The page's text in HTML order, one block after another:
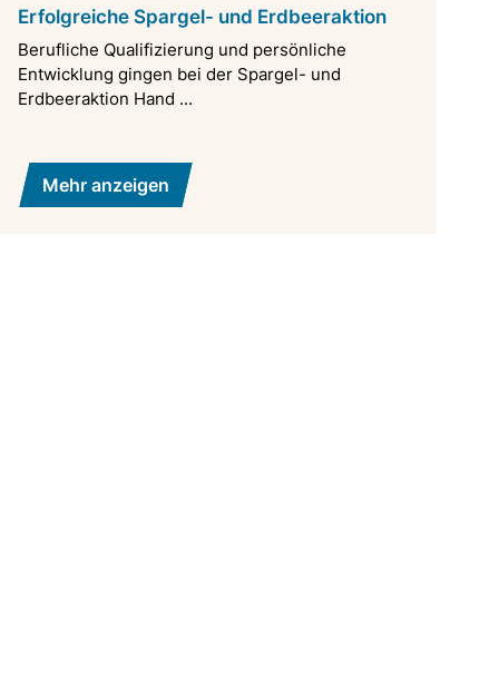
Erfolgreiche Spargel- und Erdbeeraktion
Berufliche Qualifizierung und persönliche
Entwicklung gingen bei der Spargel- und
Erdbeeraktion Hand ...
Mehr anzeigen